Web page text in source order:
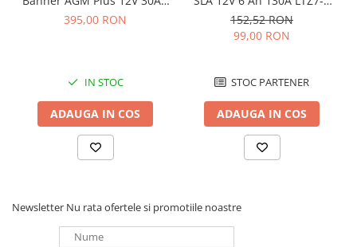
385A echivalent YTX30L-BS
395,00 RON
IN STOC
ADAUGA IN COS
echivalent YTZ7B-BS
152,52 RON
99,00 RON
STOC PARTENER
ADAUGA IN COS
Newsletter Nu rata ofertele si promotiile noastre